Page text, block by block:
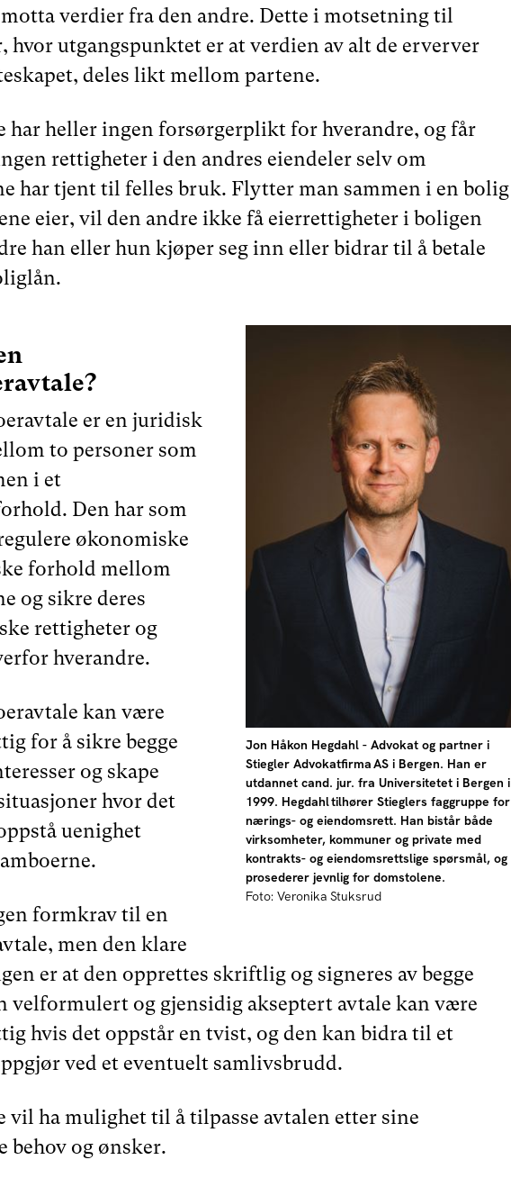
motta verdier fra den andre. Dette i motsetning til
hvor utgangspunktet er at verdien av alt de erverver
deles likt mellom partene.
har heller ingen forsørgerplikt for hverandre, og får
rettigheter i den andres eiendeler selv om
har tjent til felles bruk. Flytter man sammen i en bolig
eier, vil den andre ikke få eierrettigheter i boligen
han eller hun kjøper seg inn eller bidrar til å betale
Jon Håkon Hegdahl - Advokat og partner i
Stiegler Advokatfirma AS i Bergen. Han er
utdannet cand. jur. fra Universitetet i Bergen i
1999. Hegdahl tilhører Stieglers faggruppe for
nærings- og eiendomsrett. Han bistår både
virksomheter, kommuner og private med
kontrakts- og eiendomsrettslige spørsmål, og
prosederer jevnlig for domstolene.
Foto: Veronika Stuksrud
er en juridisk
to personer som
i et
Den har som
økonomiske
forhold mellom
og sikre deres
rettigheter og
hverandre.
kan være
for å sikre begge
og skape
hvor det
uenighet
formkrav til en
men den klare
er at den opprettes skriftlig og signeres av begge
velformulert og gjensidig akseptert avtale kan være
hvis det oppstår en tvist, og den kan bidra til et
ved et eventuelt samlivsbrudd.
vil ha mulighet til å tilpasse avtalen etter sine
behov og ønsker.